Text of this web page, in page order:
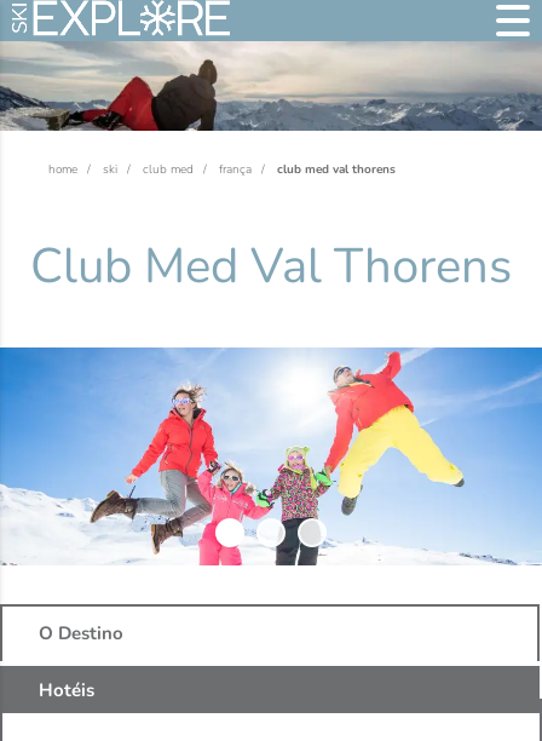
home ski club med frança club med val thorens
Club Med Val Thorens
O Destino
Hotéis